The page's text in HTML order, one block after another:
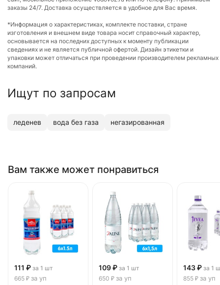
заказы 24/7. Доставка осуществляется в удобное для Вас время.
*Информация о характеристиках, комплекте поставки, стране
изготовления и внешнем виде товара носит справочный характер,
основывается на последних доступных к моменту публикации
сведениях и не является публичной офертой. Дизайн этикетки и
упаковки может отличаться при проведении производителем рекламных
компаний.
Ищут по запросам
леденев вода без газа негазированная
Вам также может понравиться
111 ₽ за 1 шт
665 ₽ за уп
109 ₽ за 1 шт
650 ₽ за уп
143 ₽ за 1
855 ₽ за уп